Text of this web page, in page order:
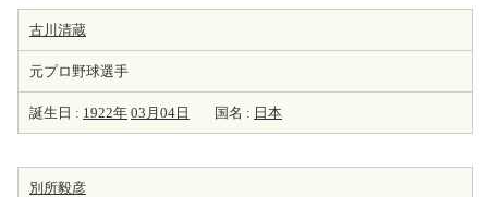
古川清蔵
元プロ野球選手
誕生日 : 1922年 03月04日 国名 : 日本
別所毅彦